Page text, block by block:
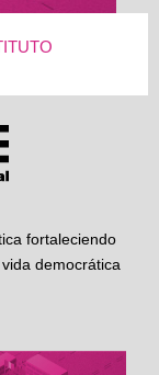
fortaleciendo
democrática